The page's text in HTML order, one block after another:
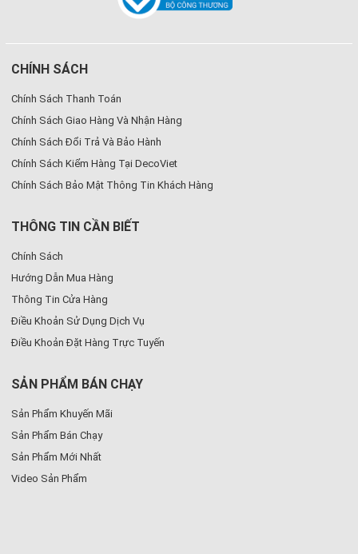
CHÍNH SÁCH
Chính Sách Thanh Toán
Chính Sách Giao Hàng Và Nhận Hàng
Chính Sách Đổi Trả Và Bảo Hành
Chính Sách Kiểm Hàng Tại DecoViet
Chính Sách Bảo Mật Thông Tin Khách Hàng
THÔNG TIN CẦN BIẾT
Chính Sách
Hướng Dẫn Mua Hàng
Thông Tin Cửa Hàng
Điều Khoản Sử Dụng Dịch Vụ
Điều Khoản Đặt Hàng Trực Tuyến
SẢN PHẨM BÁN CHẠY
Sản Phẩm Khuyến Mãi
Sản Phẩm Bán Chạy
Sản Phẩm Mới Nhất
Video Sản Phẩm